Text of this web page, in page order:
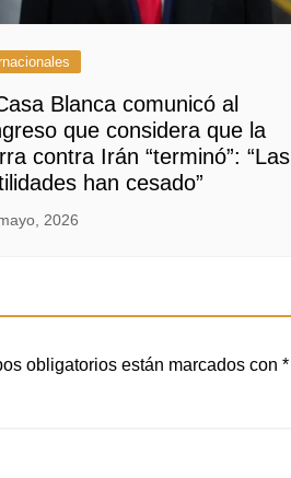
Blanca comunicó al
que considera que la
contra Irán “terminó”: “Las
han cesado”
2026
obligatorios están marcados con *